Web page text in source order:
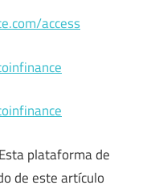
access
Esta plataforma de
de este artículo